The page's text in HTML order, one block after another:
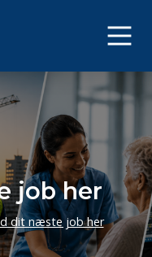
job her
dit næste job her